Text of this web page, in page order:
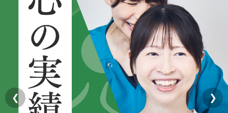
腰痛
肩こり・首こり
四十肩・五十肩
膝痛・関節痛
MENU メニューから探す
STORE 店舗一覧
AREA エリアから探す
北海道
札幌エリア（13院）
ABOUT US 私たちについて
こころ整体院グループについて
❮ ❯